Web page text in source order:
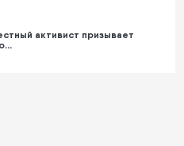
активист призывает
Израиль к агрессии,